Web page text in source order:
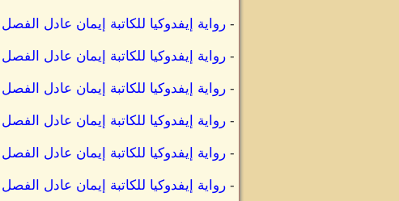
- رواية إيفدوكيا للكاتبة إيمان عادل الفصل
- رواية إيفدوكيا للكاتبة إيمان عادل الفصل
- رواية إيفدوكيا للكاتبة إيمان عادل الفصل
- رواية إيفدوكيا للكاتبة إيمان عادل
- رواية إيفدوكيا للكاتبة إيمان عادل
- رواية إيفدوكيا للكاتبة إيمان عادل